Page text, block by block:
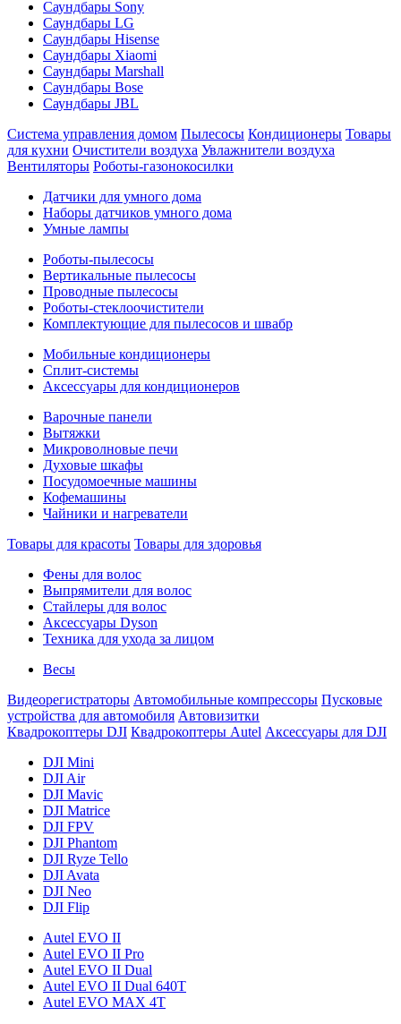
Саундбары Sony
Саундбары LG
Саундбары Hisense
Саундбары Xiaomi
Саундбары Marshall
Саундбары Bose
Саундбары JBL
Система управления домом Пылесосы Кондиционеры Товары
для кухни Очистители воздуха Увлажнители воздуха
Вентиляторы Роботы-газонокосилки
Датчики для умного дома
Наборы датчиков умного дома
Умные лампы
Роботы-пылесосы
Вертикальные пылесосы
Проводные пылесосы
Роботы-стеклоочистители
Комплектующие для пылесосов и швабр
Мобильные кондиционеры
Сплит-системы
Аксессуары для кондиционеров
Варочные панели
Вытяжки
Микроволновые печи
Духовые шкафы
Посудомоечные машины
Кофемашины
Чайники и нагреватели
Товары для красоты Товары для здоровья
Фены для волос
Выпрямители для волос
Стайлеры для волос
Аксессуары Dyson
Техника для ухода за лицом
Весы
Видеорегистраторы Автомобильные компрессоры Пусковые
устройства для автомобиля Автовизитки
Квадрокоптеры DJI Квадрокоптеры Autel Аксессуары для DJI
DJI Mini
DJI Air
DJI Mavic
DJI Matrice
DJI FPV
DJI Phantom
DJI Ryze Tello
DJI Avata
DJI Neo
DJI Flip
Autel EVO II
Autel EVO II Pro
Autel EVO II Dual
Autel EVO II Dual 640T
Autel EVO MAX 4T